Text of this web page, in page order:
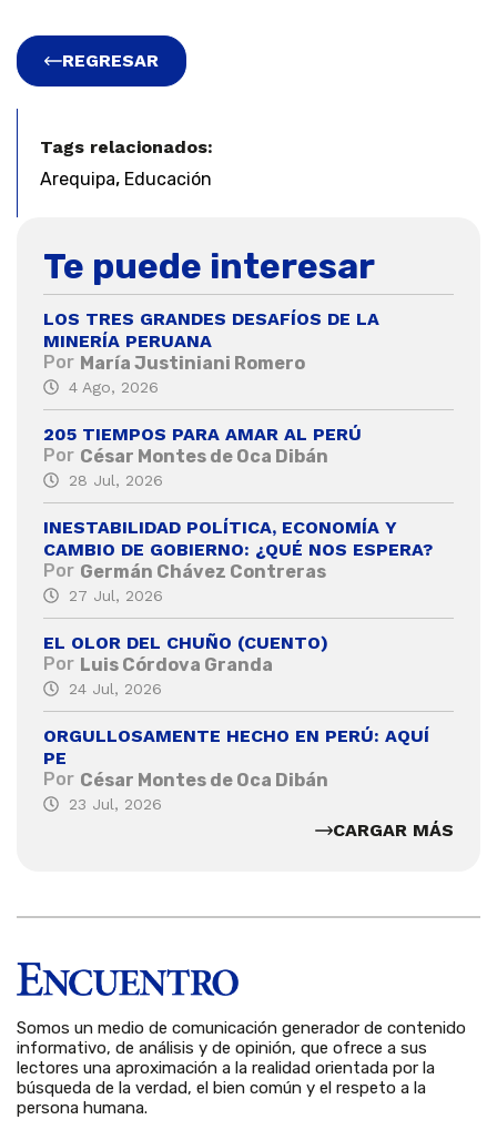
REGRESAR
Tags relacionados:
Arequipa, Educación
Te puede interesar
LOS TRES GRANDES DESAFÍOS DE LA
MINERÍA PERUANA
Por María Justiniani Romero
4 Ago, 2026
205 TIEMPOS PARA AMAR AL PERÚ
Por César Montes de Oca Dibán
28 Jul, 2026
INESTABILIDAD POLÍTICA, ECONOMÍA Y
CAMBIO DE GOBIERNO: ¿QUÉ NOS ESPERA?
Por Germán Chávez Contreras
27 Jul, 2026
EL OLOR DEL CHUÑO (CUENTO)
Por Luis Córdova Granda
24 Jul, 2026
ORGULLOSAMENTE HECHO EN PERÚ: AQUÍ
PE
Por César Montes de Oca Dibán
23 Jul, 2026
CARGAR MÁS
Somos un medio de comunicación generador de contenido
informativo, de análisis y de opinión, que ofrece a sus
lectores una aproximación a la realidad orientada por la
búsqueda de la verdad, el bien común y el respeto a la
persona humana.